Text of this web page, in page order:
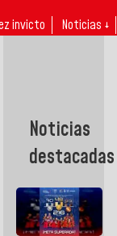
invicto Noticias ↓
Noticias
destacadas